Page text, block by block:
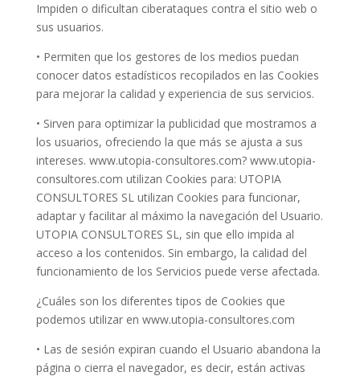
Impiden o dificultan ciberataques contra el sitio web o
sus usuarios.
• Permiten que los gestores de los medios puedan
conocer datos estadísticos recopilados en las Cookies
para mejorar la calidad y experiencia de sus servicios.
• Sirven para optimizar la publicidad que mostramos a
los usuarios, ofreciendo la que más se ajusta a sus
intereses. www.utopia-consultores.com? www.utopia-
consultores.com utilizan Cookies para: UTOPIA
CONSULTORES SL utilizan Cookies para funcionar,
adaptar y facilitar al máximo la navegación del Usuario.
UTOPIA CONSULTORES SL, sin que ello impida al
acceso a los contenidos. Sin embargo, la calidad del
funcionamiento de los Servicios puede verse afectada.
¿Cuáles son los diferentes tipos de Cookies que
podemos utilizar en www.utopia-consultores.com
• Las de sesión expiran cuando el Usuario abandona la
página o cierra el navegador, es decir, están activas